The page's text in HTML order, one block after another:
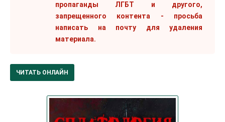
пропаганды ЛГБТ и другого,
запрещенного контента - просьба
написать на почту для удаления
материала.
ЧИТАТЬ ОНЛАЙН